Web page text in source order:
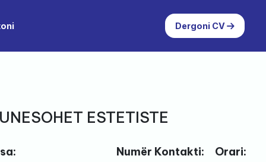
Dergoni CV
ESTETISTE
Numër Kontakti: Orari: